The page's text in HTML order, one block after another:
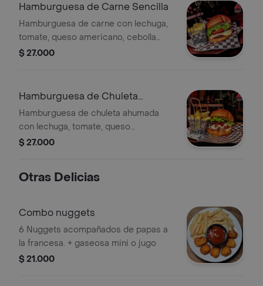
Hamburguesa de Carne Sencilla
Hamburguesa de carne con lechuga,
tomate, queso americano, cebolla
caramelizada, salsa de la casa y
$ 27.000
Hamburguesa de Chuleta
Sencilla
Hamburguesa de chuleta ahumada
con lechuga, tomate, queso
americano, cebolla caramelizada,
$ 27.000
Otras Delicias
Combo nuggets
6 Nuggets acompañados de papas a
la francesa. + gaseosa mini o jugo
$ 21.000